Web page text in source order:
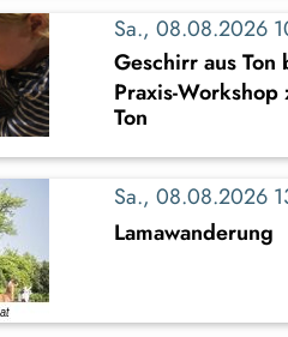
Sa., 08.08.2026
Geschirr aus Ton
Praxis-
Ton
Sa., 08.08.2026
Lamawanderung